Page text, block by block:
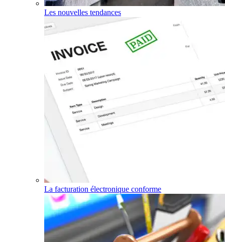
Les nouvelles tendances
La facturation électronique conforme